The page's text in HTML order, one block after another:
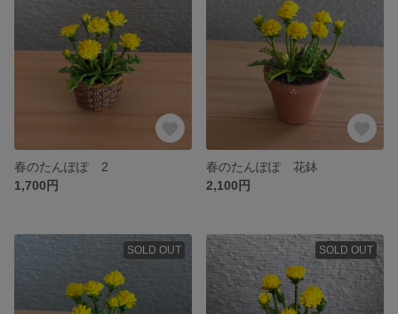
春のたんぽぽ 2
1,700円
春のたんぽぽ 花鉢
2,100円
SOLD OUT SOLD OUT